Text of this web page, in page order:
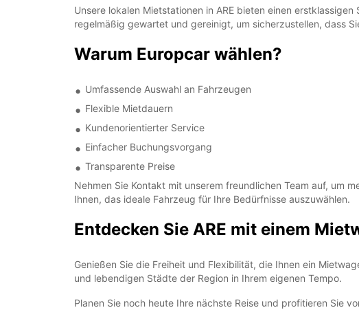
Unsere lokalen Mietstationen in ARE bieten einen
regelmäßig gewartet und gereinigt, um sicherzustellen, dass
Warum Europcar wählen?
Umfassende Auswahl an Fahrzeugen
Flexible Mietdauern
Kundenorientierter Service
Einfacher Buchungsvorgang
Transparente Preise
Nehmen Sie Kontakt mit unserem freundlichen Team auf, um
Ihnen, das ideale Fahrzeug für Ihre Bedürfnisse auszuwählen.
Entdecken Sie ARE mit einem
Genießen Sie die Freiheit und Flexibilität, die Ihnen ein
und lebendigen Städte der Region in Ihrem eigenen Tempo.
Planen Sie noch heute Ihre nächste Reise und profitieren Sie